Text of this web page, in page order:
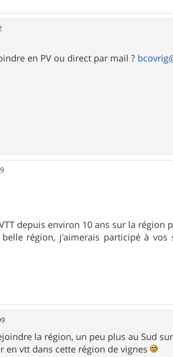
en PV ou direct par mail ?
depuis environ 10 ans sur la région
région, j'aimerais participé à
la région, un peu plus au Sud
en vtt dans cette région de vignes